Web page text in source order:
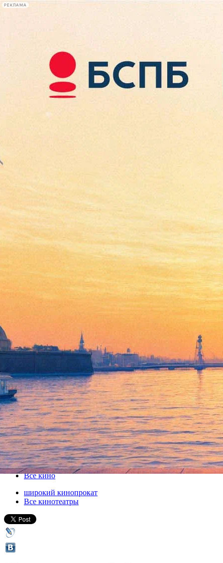
РЕКЛАМА
Сегодня:
2026.08.10
08:30
Афиша Plus
Джеймс Франко построит
мир будущего для эстетов
14 июня 2018, четверг-27 июня 2018, среда
Версия для печати
Все кино
широкий кинопрокат
Все кинотеатры